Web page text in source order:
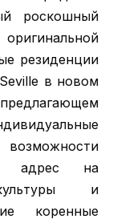
роскошный
резиденции
в новом
адрес на
и
коренные